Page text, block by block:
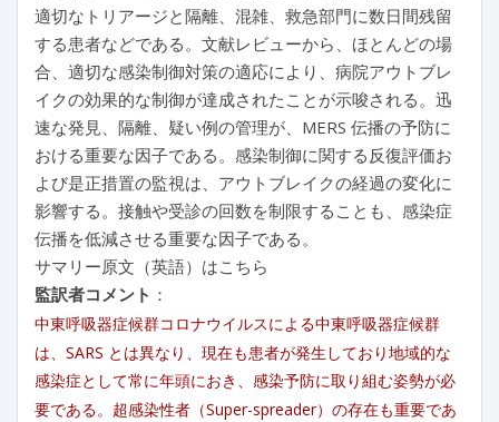
適切なトリアージと隔離、混雑、救急部門に数日間残留
する患者などである。文献レビューから、ほとんどの場
合、適切な感染制御対策の適応により、病院アウトブレ
イクの効果的な制御が達成されたことが示唆される。迅
速な発見、隔離、疑い例の管理が、MERS 伝播の予防に
おける重要な因子である。感染制御に関する反復評価お
よび是正措置の監視は、アウトブレイクの経過の変化に
影響する。接触や受診の回数を制限することも、感染症
伝播を低減させる重要な因子である。
サマリー原文（英語）はこちら
監訳者コメント ：
中東呼吸器症候群コロナウイルスによる中東呼吸器症候群
は、SARS とは異なり、現在も患者が発生しており地域的な
感染症として常に年頭におき、感染予防に取り組む姿勢が必
要である。超感染性者（Super-spreader）の存在も重要であ